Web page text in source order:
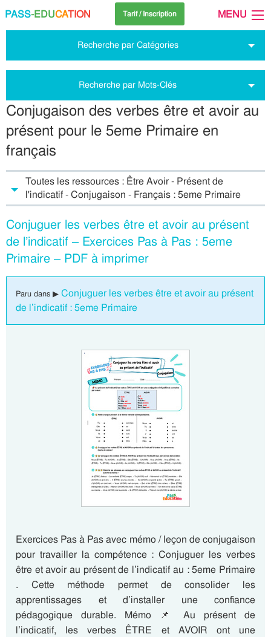
PASS-EDUCATION Tarif / Inscription MENU
Recherche par Catégories
Recherche par Mots-Clés
Conjugaison des verbes être et avoir au
présent pour le 5eme Primaire en
français
Toutes les ressources : Être Avoir - Présent de
l'indicatif - Conjugaison - Français : 5eme Primaire
Conjuguer les verbes être et avoir au présent
de l’indicatif – Exercices Pas à Pas : 5eme
Primaire – PDF à imprimer
Paru dans ▶ Conjuguer les verbes être et avoir au présent
de l’indicatif : 5eme Primaire
Exercices Pas à Pas avec mémo / leçon de conjugaison
pour travailler la compétence : Conjuguer les verbes
être et avoir au présent de l’indicatif au : 5eme Primaire
. Cette méthode permet de consolider les
apprentissages et d’installer une confiance
pédagogique durable. Mémo 📌 Au présent de
l’indicatif, les verbes ÊTRE et AVOIR ont une